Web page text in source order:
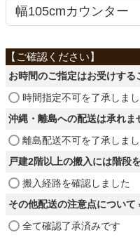
カーテン
ラグ
お時間のご指定はお受けする
時間指定不可を了承しま
沖縄・離島への配送は承れま
離島配送不可を了承しま
戸建2階以上の搬入には階段
搬入経路を確認しました
その他配送の注意点について
全て確認了承済みです